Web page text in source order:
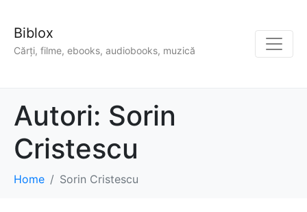
Biblox
Cărți, filme, ebooks, audiobooks, muzică
Autori: Sorin
Cristescu
Home Sorin Cristescu